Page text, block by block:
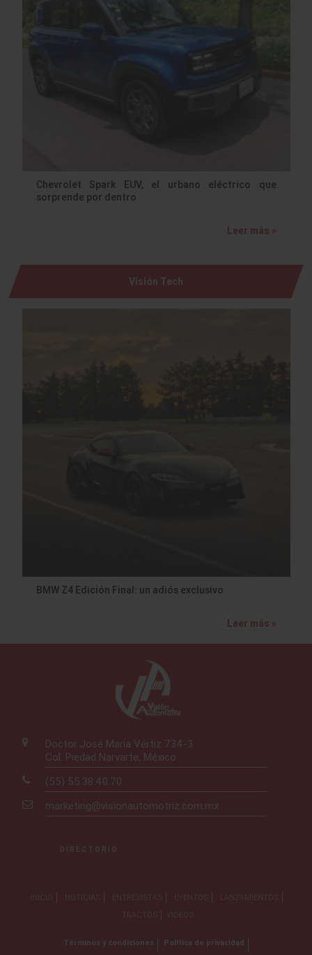
Chevrolet Spark EUV, el urbano eléctrico que
sorprende por dentro
Leer más »
Visión Tech
BMW Z4 Edición Final: un adiós exclusivo
Leer más »
Doctor José María Vértiz 734-3
Col. Piedad Narvarte, México
(55) 55.38.40.70
marketing@visionautomotriz.com.mx
DIRECTORIO
INICIO NOTICIAS ENTREVISTAS EVENTOS
LANZAMIENTOS
TRACTOS
VIDEOS
Términos y condiciones
Política de privacidad